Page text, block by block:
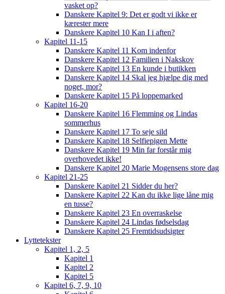
vasket op?
Danskere Kapitel 9: Det er godt vi ikke er
kærester mere
Danskere Kapitel 10 Kan I i aften?
Kapitel 11-15
Danskere Kapitel 11 Kom indenfor
Danskere Kapitel 12 Familien i Nakskov
Danskere Kapitel 13 En kunde i butikken
Danskere Kapitel 14 Skal jeg hjælpe dig med
noget, mor?
Danskere Kapitel 15 På loppemarked
Kapitel 16-20
Danskere Kapitel 16 Flemming og Lindas
sommerhus
Danskere Kapitel 17 To seje sild
Danskere Kapitel 18 Selfiepigen Mette
Danskere Kapitel 19 Min far forstår mig
overhovedet ikke!
Danskere Kapitel 20 Marie Mogensens store dag
Kapitel 21-25
Danskere Kapitel 21 Sidder du her?
Danskere Kapitel 22 Kan du ikke lige låne mig
en tusse?
Danskere Kapitel 23 En overraskelse
Danskere Kapitel 24 Lindas fødselsdag
Danskere Kapitel 25 Fremtidsudsigter
Lyttetekster
Kapitel 1, 2, 5
Kapitel 1
Kapitel 2
Kapitel 5
Kapitel 6, 7, 9, 10